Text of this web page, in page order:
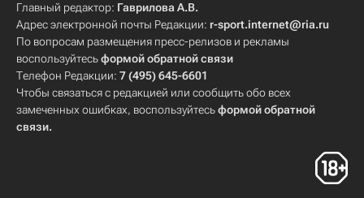
Главный редактор: Гаврилова А.В.
Адрес электронной почты Редакции: r-sport.internet@ria.ru
По вопросам размещения пресс-релизов и рекламы
воспользуйтесьформой обратной связи
Телефон Редакции: 7 (495) 645-6601
Чтобы связаться с редакцией или сообщить обо всех
замеченных ошибках, воспользуйтесьформой обратной
связи.